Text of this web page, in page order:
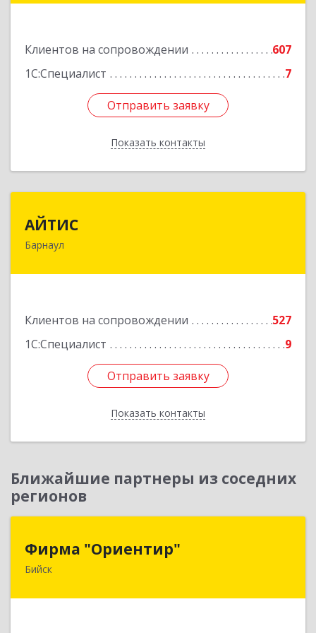
Клиентов на сопровождении
607
1С:Специалист
7
Отправить заявку
Показать контакты
Отправить заявку
Назад
АЙТИС
Барнаул
Клиентов на сопровождении
527
1С:Специалист
9
Отправить заявку
Показать контакты
656067, Алтайский край, Барнаул г, Взлетная ул,
Отправить заявку
Назад
Ближайшие партнеры из соседних
регионов
Фирма "Ориентир"
Бийск
659300, Алтайский край, Бийск г, Сергея Кирова